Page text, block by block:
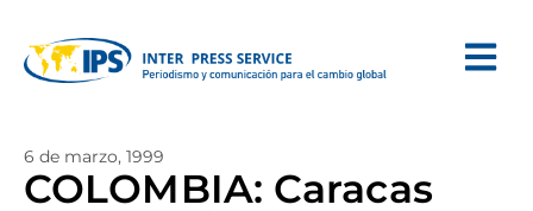
6 de marzo, 1999
COLOMBIA: Caracas